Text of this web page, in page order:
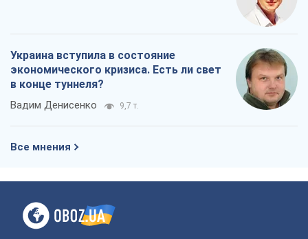
Украина вступила в состояние
экономического кризиса. Есть ли свет
в конце туннеля?
Вадим Денисенко 9,7 т.
Все мнения